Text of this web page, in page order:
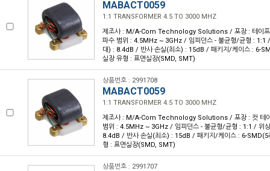
MABACT0059
1:1 TRANSFORMER 4.5 TO 3000 MHZ
제조사 : M/A-Com Technology Solutions / 포장 : 테이
파수 범위 : 4.5MHz ~ 3GHz / 임피던스 - 불균형/균형 : 1:1
대) : 8.4dB / 반사 손실(최소) : 15dB / 패키지/케이스 : 6-
실장 유형 : 표면실장(SMD, SMT)
상품번호 : 2991708
MABACT0059
1:1 TRANSFORMER 4.5 TO 3000 MHZ
제조사 : M/A-Com Technology Solutions / 포장 : 컷 테
범위 : 4.5MHz ~ 3GHz / 임피던스 - 불균형/균형 : 1:1 / 위
8.4dB / 반사 손실(최소) : 15dB / 패키지/케이스 : 6-SMD(5
형 : 표면실장(SMD, SMT)
상품번호 : 2991707